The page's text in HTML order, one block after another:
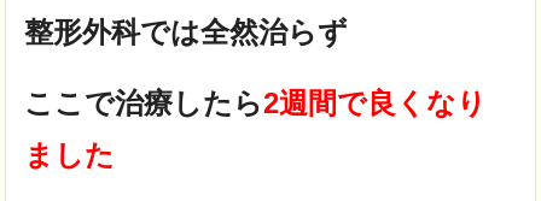
整形外科では全然治らず
ここで治療したら2週間で良くなり
ました